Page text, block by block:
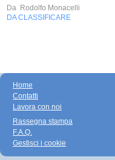
Da Rodolfo Monacelli
DA CLASSIFICARE
Home
Contatti
Lavora con noi
Rassegna stampa
F.A.Q.
Gestisci i cookie